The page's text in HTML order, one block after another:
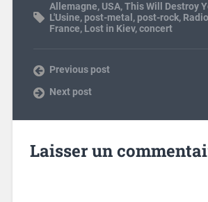
Allemagne, USA,This Will Destroy
L'Usine, post-metal , post-rock,
France, Lost in Kiev,concert
Previous post
Next post
Laisser un